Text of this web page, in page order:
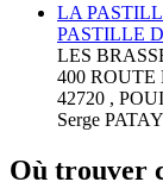
LA
PASTILLE
LES
400 ROUTE
42720 ,
Serge PATAY
Où trouver